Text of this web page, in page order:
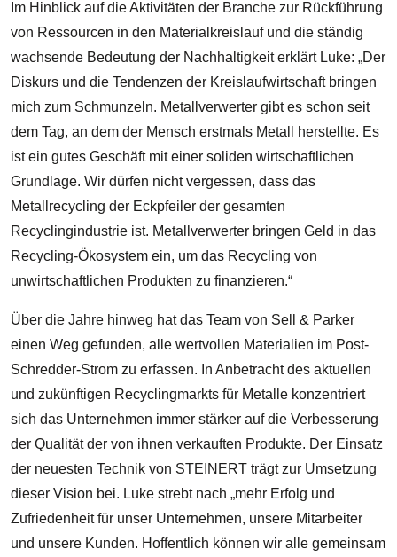
Im Hinblick auf die Aktivitäten der Branche zur Rückführung
von Ressourcen in den Materialkreislauf und die ständig
wachsende Bedeutung der Nachhaltigkeit erklärt Luke: „Der
Diskurs und die Tendenzen der Kreislaufwirtschaft bringen
mich zum Schmunzeln. Metallverwerter gibt es schon seit
dem Tag, an dem der Mensch erstmals Metall herstellte. Es
ist ein gutes Geschäft mit einer soliden wirtschaftlichen
Grundlage. Wir dürfen nicht vergessen, dass das
Metallrecycling der Eckpfeiler der gesamten
Recyclingindustrie ist. Metallverwerter bringen Geld in das
Recycling-Ökosystem ein, um das Recycling von
unwirtschaftlichen Produkten zu finanzieren.“
Über die Jahre hinweg hat das Team von Sell & Parker
einen Weg gefunden, alle wertvollen Materialien im Post-
Schredder-Strom zu erfassen. In Anbetracht des aktuellen
und zukünftigen Recyclingmarkts für Metalle konzentriert
sich das Unternehmen immer stärker auf die Verbesserung
der Qualität der von ihnen verkauften Produkte. Der Einsatz
der neuesten Technik von STEINERT trägt zur Umsetzung
dieser Vision bei. Luke strebt nach „mehr Erfolg und
Zufriedenheit für unser Unternehmen, unsere Mitarbeiter
und unsere Kunden. Hoffentlich können wir alle gemeinsam